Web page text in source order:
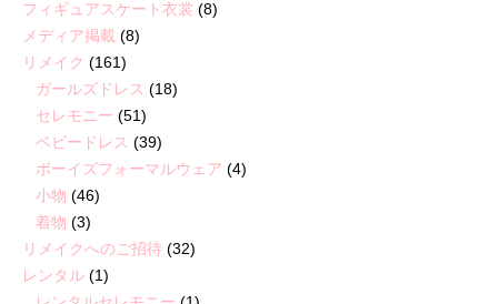
フィギュアスケート衣裳 (8)
メディア掲載 (8)
リメイク (161)
ガールズドレス (18)
セレモニー (51)
ベビードレス (39)
ボーイズフォーマルウェア (4)
小物 (46)
着物 (3)
リメイクへのご招待 (32)
レンタル (1)